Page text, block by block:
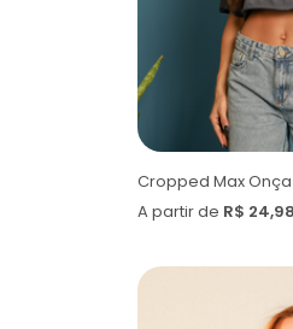
Cropped Max Onça
A partir de R$ 24,98